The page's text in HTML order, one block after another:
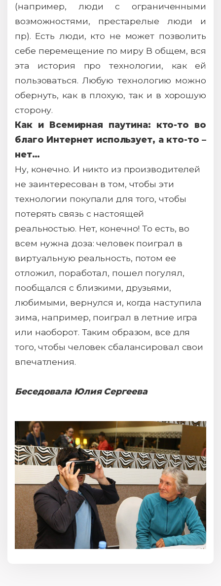
(например, люди с ограниченными
возможностями, престарелые люди и
пр). Есть люди, кто не может позволить
себе перемещение по миру В общем, вся
эта история про технологии, как ей
пользоваться. Любую технологию можно
обернуть, как в плохую, так и в хорошую
сторону.
Как и Всемирная паутина: кто-то во
благо Интернет использует, а кто-то –
нет…
Ну, конечно. И никто из производителей
не заинтересован в том, чтобы эти
технологии покупали для того, чтобы
потерять связь с настоящей
реальностью. Нет, конечно! То есть, во
всем нужна доза: человек поиграл в
виртуальную реальность, потом ее
отложил, поработал, пошел погулял,
пообщался с близкими, друзьями,
любимыми, вернулся и, когда наступила
зима, например, поиграл в летние игра
или наоборот. Таким образом, все для
того, чтобы человек сбалансировал свои
впечатления.
Беседовала Юлия Сергеева